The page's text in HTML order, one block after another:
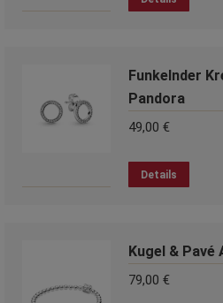
Die
Funkelnder
Pandora
49,00 €
Details
Kugel & Pavé
79,00 €